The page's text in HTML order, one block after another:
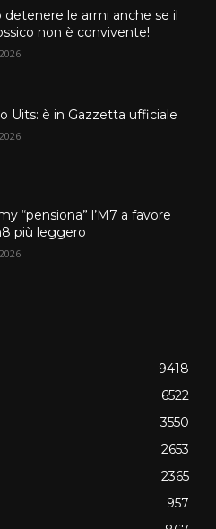
detenere le armi anche se il
non è convivente!
Uits: è in Gazzetta ufficiale
“pensiona” l’M7 a favore
più leggero
9418
6522
3550
2653
2365
957